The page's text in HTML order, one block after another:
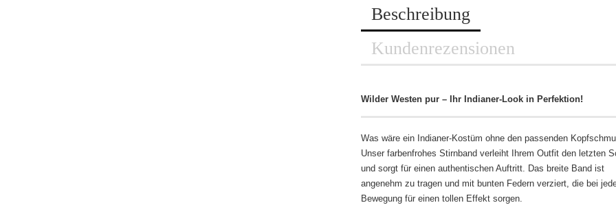
Beschreibung
Kundenrezensionen
Wilder Westen pur – Ihr Indianer-Look in Perfektion!
Was wäre ein Indianer-Kostüm ohne den passenden
Unser farbenfrohes Stirnband verleiht Ihrem Outfit den letzten
und sorgt für einen authentischen Auftritt. Das breite Band ist
angenehm zu tragen und mit bunten Federn verziert, die bei
Bewegung für einen tollen Effekt sorgen.